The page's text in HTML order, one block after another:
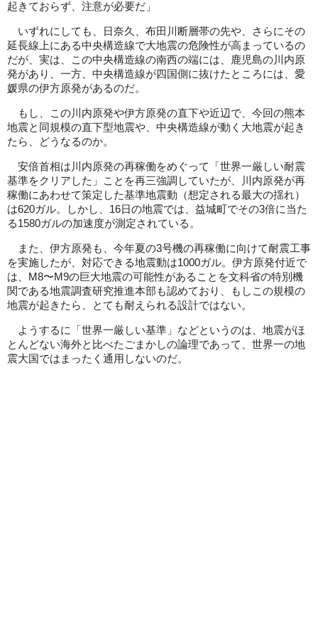
起きておらず、注意が必要だ」
いずれにしても、日奈久、布田川断層帯の先や、さらにその
延長線上にある中央構造線で大地震の危険性が高まっているの
だが、実は、この中央構造線の南西の端には、鹿児島の川内原
発があり、一方、中央構造線が四国側に抜けたところには、愛
媛県の伊方原発があるのだ。
もし、この川内原発や伊方原発の直下や近辺で、今回の熊本
地震と同規模の直下型地震や、中央構造線が動く大地震が起き
たら、どうなるのか。
安倍首相は川内原発の再稼働をめぐって「世界一厳しい耐震
基準をクリアした」ことを再三強調していたが、川内原発が再
稼働にあわせて策定した基準地震動（想定される最大の揺れ）
は620ガル。しかし、16日の地震では、益城町でその3倍に当た
る1580ガルの加速度が測定されている。
また、伊方原発も、今年夏の3号機の再稼働に向けて耐震工事
を実施したが、対応できる地震動は1000ガル。伊方原発付近で
は、M8〜M9の巨大地震の可能性があることを文科省の特別機
関である地震調査研究推進本部も認めており、もしこの規模の
地震が起きたら、とても耐えられる設計ではない。
ようするに「世界一厳しい基準」などというのは、地震がほ
とんどない海外と比べたごまかしの論理であって、世界一の地
震大国ではまったく通用しないのだ。